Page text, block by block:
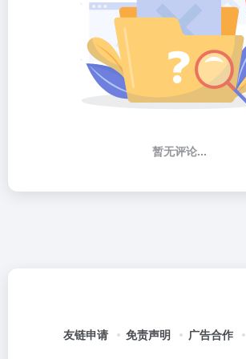
暂无评论...
友链申请 免责声明 广告合作